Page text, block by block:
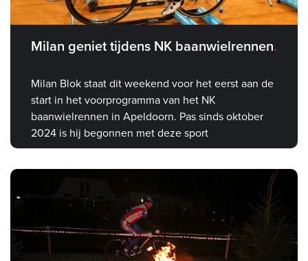
Milan geniet tijdens NK baanwielrennen
Milan Blok staat dit weekend voor het eerst aan de
start in het voorprogramma van het NK
baanwielrennen in Apeldoorn. Pas sinds oktober
2024 is hij begonnen met deze sport